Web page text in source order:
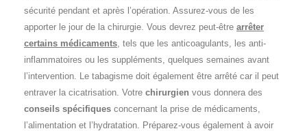
sécurité pendant et après l’opération. Assurez-vous de les
apporter le jour de la chirurgie. Vous devrez peut-être arrêter
certains médicaments , tels que les anticoagulants, les anti-
inflammatoires ou les suppléments, quelques semaines avant
l’intervention. Le tabagisme doit également être arrêté car il peut
entraver la cicatrisation. Votre chirurgien vous donnera des
conseils spécifiques concernant la prise de médicaments,
l’alimentation et l’hydratation. Préparez-vous également à avoir